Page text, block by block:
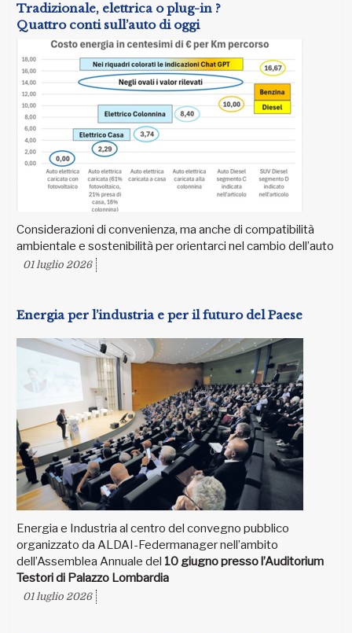
Tradizionale, elettrica o plug-in ?
Quattro conti sull’auto di oggi
Considerazioni di convenienza, ma anche di compatibilità
ambientale e sostenibilità per orientarci nel cambio dell’auto
01 luglio 2026
Energia per l’industria e per il futuro del Paese
Energia e Industria al centro del convegno pubblico
organizzato da ALDAI-Federmanager nell’ambito
dell’Assemblea Annuale del 10 giugno presso l’Auditorium
Testori di Palazzo Lombardia
01 luglio 2026